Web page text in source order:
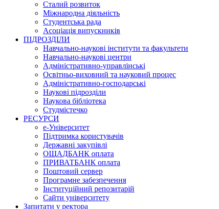
Сталий розвиток
Міжнародна діяльність
Студентська рада
Асоціація випускників
ПІДРОЗДІЛИ
Навчально-наукові інститути та факультети
Навчально-наукові центри
Адміністративно-управлінські
Освітньо-виховний та науковий процес
Адміністративно-господарські
Наукові підрозділи
Наукова бібліотека
Студмістечко
РЕСУРСИ
е-Університет
Підтримка користувачів
Державні закупівлі
ОЩАДБАНК оплата
ПРИВАТБАНК оплата
Поштовий сервер
Програмне забезпечення
Інституційний репозитарій
Сайти університету
Запитати у ректора